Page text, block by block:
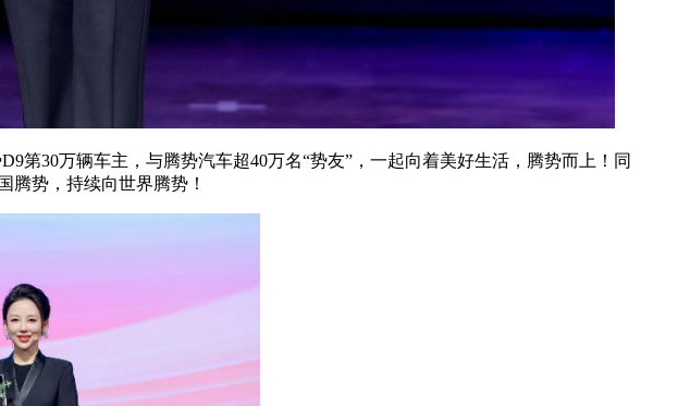
第30万辆车主，与腾势汽车超40万名“势友”，一起向着美好生活，腾势而上！同
腾势，持续向世界腾势！